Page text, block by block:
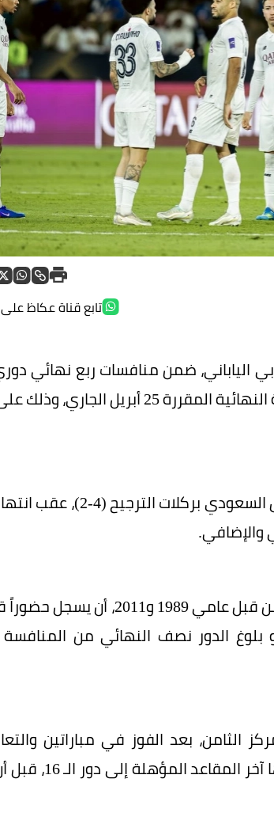
تابع قناة عكاظ
ضمن منافسات ربع نهائي
آسيا للنخبة، التي تستضيفها مدينة جدة حتى المباراة النهائية المقررة 25
وحجز السد مقعده في ربع النهائي بفوزه على الهلال
والإضافي.
ويأمل السد، الحائز على لقب دوري أبطال آسيا مرتين من قبل عامي
الدور نصف النهائي من المنافسة
الثامن، بعد الفوز في مباراتين
مثلهما مقابل خسارة 4 مباريات، جامعاً 8 نقاط